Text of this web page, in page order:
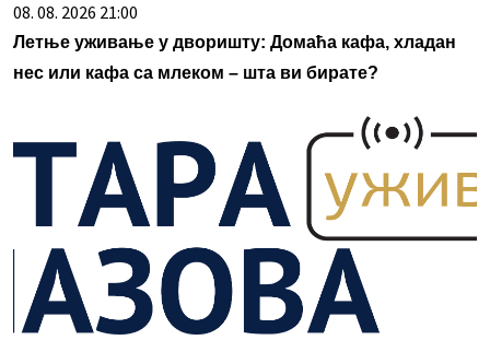
08. 08. 2026 21:00
Летње уживање у дворишту: Домаћа кафа, хладан
нес или кафа са млеком – шта ви бирате?